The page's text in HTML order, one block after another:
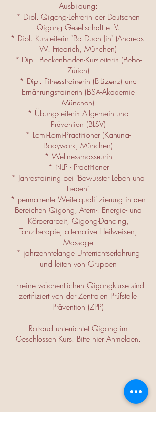
Ausbildung:
* Dipl. Qigong-Lehrerin der Deutschen
Qigong Gesellschaft e. V.
* Dipl. Kursleiterin "Ba Duan Jin" (Andreas.
W. Friedrich, München)
* Dipl. Beckenboden-Kursleiterin (Bebo-
Zürich)
* Dipl. Fitnesstrainerin (B-Lizenz) und
Ernährungstrainerin (BSA-Akademie
München)
* Übungsleiterin Allgemein und
Prävention (BLSV)
* Lomi-Lomi-Practitioner (Kahuna-
Bodywork, München)
* Wellnessmasseurin
* NLP - Practitioner
* Jahrestraining bei "Bewusster Leben und
Lieben"
* permanente Weiterqualifizierung in den
Bereichen Qigong, Atem-, Energie- und
Körperarbeit, Qigong-Dancing,
Tanztherapie, alternative Heilweisen,
Massage
* jahrzehntelange Unterrichtserfahrung
und leiten von Gruppen
- meine wöchentlichen Qigongkurse sind
zertifiziert von der Zentralen Prüfstelle
Prävention (ZPP)
Rotraud unterrichtet Qigong im
Geschlossen Kurs. Bitte hier Anmelden.